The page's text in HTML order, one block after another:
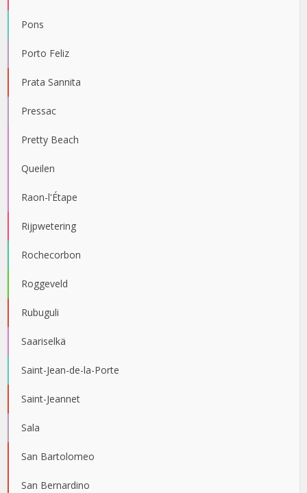
Pons
Porto Feliz
Prata Sannita
Pressac
Pretty Beach
Queilen
Raon-l'Étape
Rijpwetering
Rochecorbon
Roggeveld
Rubuguli
Saariselkä
Saint-Jean-de-la-Porte
Saint-Jeannet
Sala
San Bartolomeo
San Bernardino